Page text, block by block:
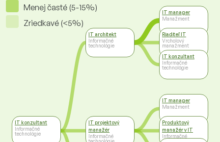
Menej časté (5-15%)
Zriedkavé (<5%)
IT konzultant
Informačné
technológie
IT architekt
Informačné
technológie
IT projektový
manažér
Informačné
IT manager
Manažment
Riaditeľ IT
Vrcholový
manažment
IT konzultant
Informačné
technológie
IT manager
Manažment
Produktový
manažér v IT
Informačné